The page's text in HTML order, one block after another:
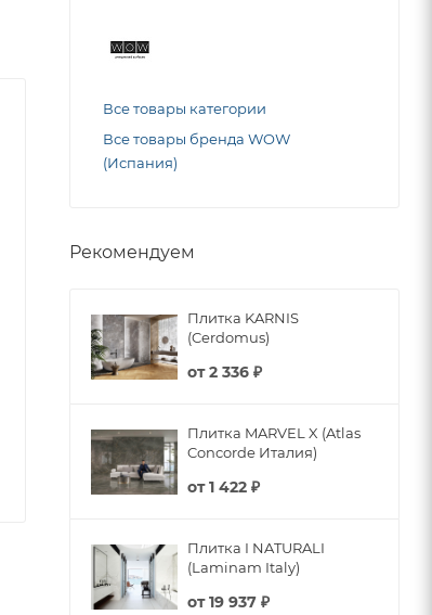
Все товары категории
Все товары бренда WOW
(Испания)
Рекомендуем
Плитка KARNIS
(Cerdomus)
от2 336 ₽
Плитка MARVEL X (Atlas
Concorde Италия)
от1 422 ₽
Плитка I NATURALI
(Laminam Italy)
от19 937 ₽